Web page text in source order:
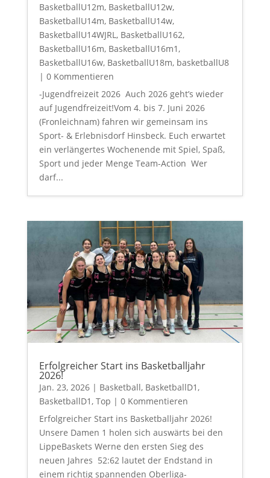
BasketballU12m, BasketballU12w,
BasketballU14m, BasketballU14w,
BasketballU14WJRL, BasketballU162,
BasketballU16m, BasketballU16m1,
BasketballU16w, BasketballU18m, basketballU8
| 0 Kommentieren
-Jugendfreizeit 2026 Auch 2026 geht’s wieder
auf Jugendfreizeit!Vom 4. bis 7. Juni 2026
(Fronleichnam) fahren wir gemeinsam ins
Sport- & Erlebnisdorf Hinsbeck. Euch erwartet
ein verlängertes Wochenende mit Spiel, Spaß,
Sport und jeder Menge Team-Action Wer
darf...
Erfolgreicher Start ins Basketballjahr
2026!
Jan. 23, 2026| Basketball, BasketballD1 ,
BasketballD1 , Top | 0 Kommentieren
Erfolgreicher Start ins Basketballjahr 2026!
Unsere Damen 1 holen sich auswärts bei den
LippeBaskets Werne den ersten Sieg des
neuen Jahres 52:62 lautet der Endstand in
einem richtig spannenden Oberliga-